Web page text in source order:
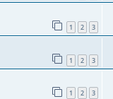
1 2 3
1 2 3
1 2 3